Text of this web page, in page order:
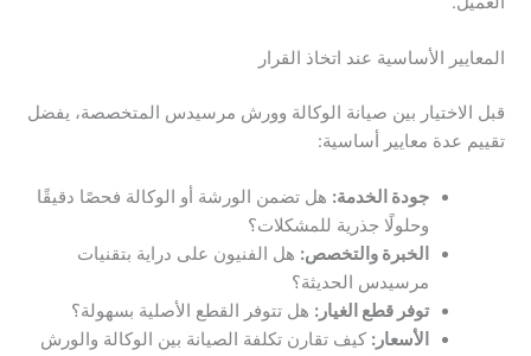
المعايير الأساسية عند اتخاذ القرار
قبل الاختيار بين صيانة الوكالة وورش مرسيدس المتخصصة، يفضل
تقييم عدة معايير أساسية:
جودة الخدمة: هل تضمن الورشة أو الوكالة فحصًا دقيقًا
وحلولًا جذرية للمشكلات؟
الخبرة والتخصص: هل الفنيون على دراية بتقنيات
مرسيدس الحديثة؟
توفر قطع الغيار: هل تتوفر القطع الأصلية بسهولة؟
الأسعار: كيف تقارن تكلفة الصيانة بين الوكالة والورش